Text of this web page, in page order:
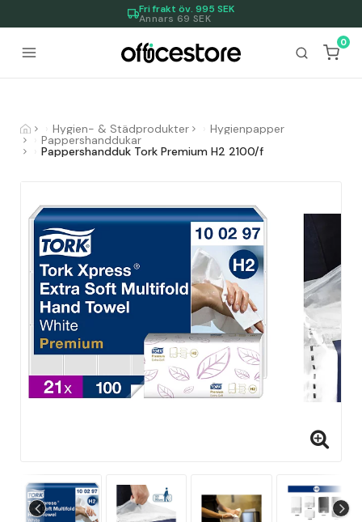
Fri frakt öv. 995 SEK
Annars 69 SEK
0
Hygien- & Städprodukter Hygienpapper
Pappershanddukar
Pappershandduk Tork Premium H2 2100/f